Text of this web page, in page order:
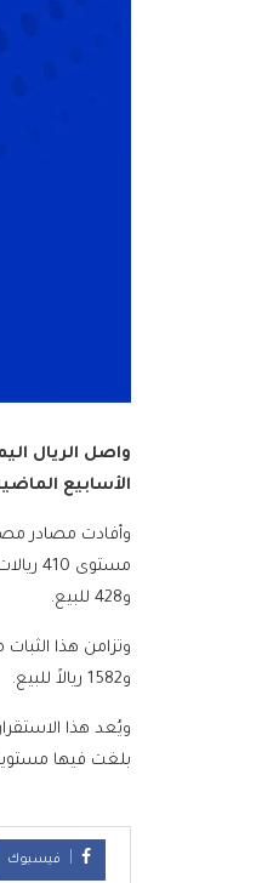
واصل الريال
الأسابيع
وأفادت مصادر
و428 للبيع.
و1582 ريالاً للبيع.
ويُعد هذا
بلغت فيها مستويات 1617 للشراء و1633 للبيع
فيسبوك